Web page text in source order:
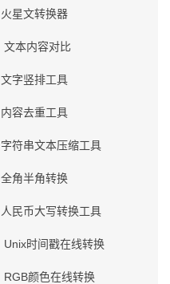
火星文转换器
文本内容对比
文字竖排工具
内容去重工具
字符串文本压缩工具
全角半角转换
人民币大写转换工具
Unix时间戳在线转换
RGB颜色在线转换